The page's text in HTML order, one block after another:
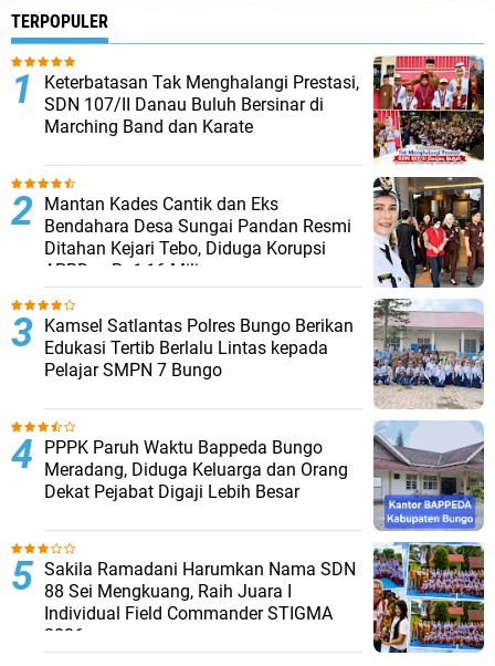
TERPOPULER
Keterbatasan Tak Menghalangi Prestasi,
SDN 107/II Danau Buluh Bersinar di
Marching Band dan Karate
Mantan Kades Cantik dan Eks
Bendahara Desa Sungai Pandan Resmi
Ditahan Kejari Tebo, Diduga Korupsi
APBDes Rp1,16 Miliar
Kamsel Satlantas Polres Bungo Berikan
Edukasi Tertib Berlalu Lintas kepada
Pelajar SMPN 7 Bungo
PPPK Paruh Waktu Bappeda Bungo
Meradang, Diduga Keluarga dan Orang
Dekat Pejabat Digaji Lebih Besar
Sakila Ramadani Harumkan Nama SDN
88 Sei Mengkuang, Raih Juara I
Individual Field Commander STIGMA
2026